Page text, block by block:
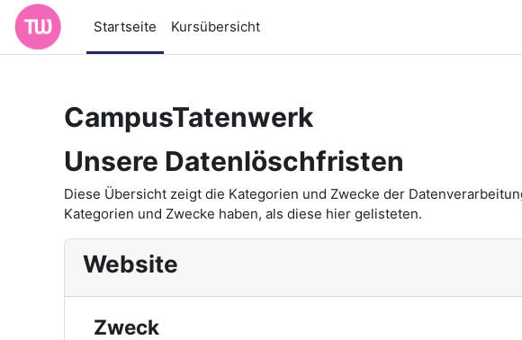
Zum Hauptinhalt
Startseite
Kursübersicht
CampusTatenwerk
Unsere Datenlöschfristen
Diese Übersicht zeigt die Kategorien und Zwecke der
Kategorien und Zwecke haben, als diese hier gelisteten.
Website
Zweck